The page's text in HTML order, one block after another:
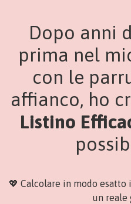
Dopo anni
prima nel
con le
affianco, ho
Listino
💖 Calcolare in modo esatto
un reale